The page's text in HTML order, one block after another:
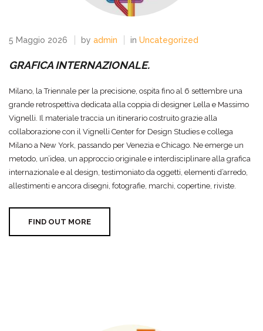
5 Maggio 2026 by admin in Uncategorized
GRAFICA INTERNAZIONALE.
Milano, la Triennale per la precisione, ospita fino al 6 settembre una
grande retrospettiva dedicata alla coppia di designer Lella e Massimo
Vignelli. Il materiale traccia un itinerario costruito grazie alla
collaborazione con il Vignelli Center for Design Studies e collega
Milano a New York, passando per Venezia e Chicago. Ne emerge un
metodo, un’idea, un approccio originale e interdisciplinare alla grafica
internazionale e al design, testimoniato da oggetti, elementi d’arredo,
allestimenti e ancora disegni, fotografie, marchi, copertine, riviste.
FIND OUT MORE